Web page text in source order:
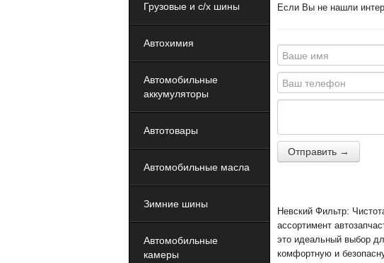
Грузовые и с/х шины
Автохимия
Автомобильные
аккумуляторы
Автотовары
Автомобильные масла
Зимние шины
Автомобильные
камеры
Если Вы не нашли
Отправить →
Невский Фильтр:
ассортимент
это идеальный выбор
комфортную и